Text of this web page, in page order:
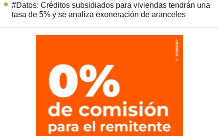
#Datos: Créditos subsidiados para viviendas tendrán una
tasa de 5% y se analiza exoneración de aranceles